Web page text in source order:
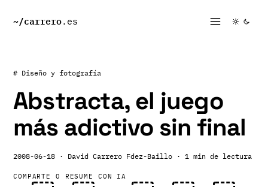
~/carrero.es
# Diseño y fotografía
Abstracta, el juego
más adictivo sin final
2008-06-18 · David Carrero Fdez-Baillo · 1 min de lectura
COMPARTE O RESUME CON IA